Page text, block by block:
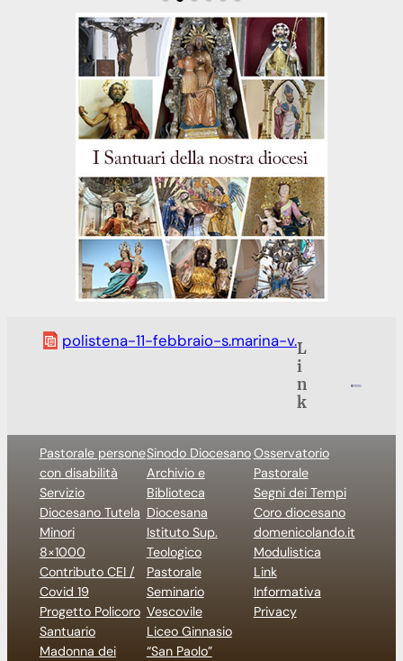
polistena-11-febbraio-s.marina-v.L
i
n
k
Pastorale persone
con disabilità
Servizio
Diocesano Tutela
Minori
8×1000
Contributo CEI /
Covid 19
Progetto Policoro
Santuario
Madonna dei
Sinodo Diocesano
Archivio e
Biblioteca
Diocesana
Istituto Sup.
Teologico
Pastorale
Seminario
Vescovile
Liceo Ginnasio
“San Paolo”
Osservatorio
Pastorale
Segni dei Tempi
Coro diocesano
domenicolando.it
Modulistica
Link
Informativa
Privacy